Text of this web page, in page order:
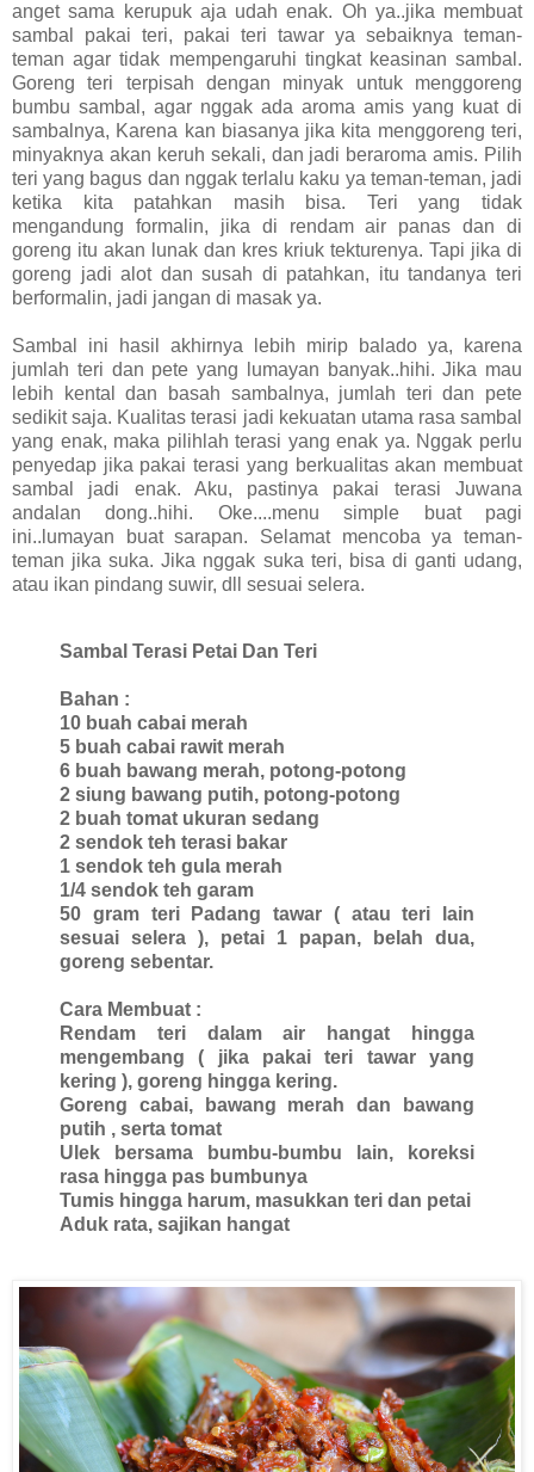
anget sama kerupuk aja udah enak. Oh ya..jika membuat
sambal pakai teri, pakai teri tawar ya sebaiknya teman-
teman agar tidak mempengaruhi tingkat keasinan sambal.
Goreng teri terpisah dengan minyak untuk menggoreng
bumbu sambal, agar nggak ada aroma amis yang kuat di
sambalnya, Karena kan biasanya jika kita menggoreng teri,
minyaknya akan keruh sekali, dan jadi beraroma amis. Pilih
teri yang bagus dan nggak terlalu kaku ya teman-teman, jadi
ketika kita patahkan masih bisa. Teri yang tidak
mengandung formalin, jika di rendam air panas dan di
goreng itu akan lunak dan kres kriuk tekturenya. Tapi jika di
goreng jadi alot dan susah di patahkan, itu tandanya teri
berformalin, jadi jangan di masak ya.
Sambal ini hasil akhirnya lebih mirip balado ya, karena
jumlah teri dan pete yang lumayan banyak..hihi. Jika mau
lebih kental dan basah sambalnya, jumlah teri dan pete
sedikit saja. Kualitas terasi jadi kekuatan utama rasa sambal
yang enak, maka pilihlah terasi yang enak ya. Nggak perlu
penyedap jika pakai terasi yang berkualitas akan membuat
sambal jadi enak. Aku, pastinya pakai terasi Juwana
andalan dong..hihi. Oke....menu simple buat pagi
ini..lumayan buat sarapan. Selamat mencoba ya teman-
teman jika suka. Jika nggak suka teri, bisa di ganti udang,
atau ikan pindang suwir, dll sesuai selera.
Sambal Terasi Petai Dan Teri
Bahan :
10 buah cabai merah
5 buah cabai rawit merah
6 buah bawang merah, potong-potong
2 siung bawang putih, potong-potong
2 buah tomat ukuran sedang
2 sendok teh terasi bakar
1 sendok teh gula merah
1/4 sendok teh garam
50 gram teri Padang tawar ( atau teri lain
sesuai selera ), petai 1 papan, belah dua,
goreng sebentar.
Cara Membuat :
Rendam teri dalam air hangat hingga
mengembang ( jika pakai teri tawar yang
kering ), goreng hingga kering.
Goreng cabai, bawang merah dan bawang
putih , serta tomat
Ulek bersama bumbu-bumbu lain, koreksi
rasa hingga pas bumbunya
Tumis hingga harum, masukkan teri dan petai
Aduk rata, sajikan hangat